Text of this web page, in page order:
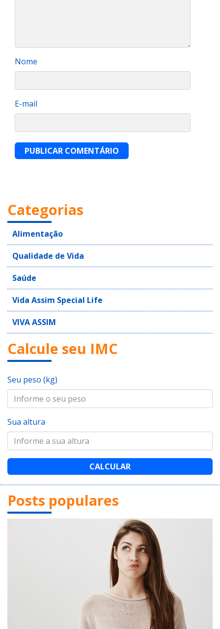
Nome
E-mail
PUBLICAR COMENTÁRIO
Categorias
Alimentação
Qualidade de Vida
Saúde
Vida Assim Special Life
VIVA ASSIM
Calcule seu IMC
Seu peso (kg)
Sua altura
CALCULAR
Posts populares